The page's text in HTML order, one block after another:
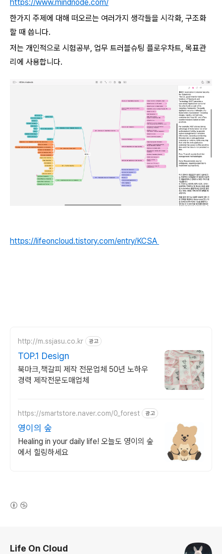
https://www.mindnode.com/
한가지 주제에 대해 떠오르는 여러가지 생각들을 시각화, 구조화
할 때 씁니다.
저는 개인적으로 시험공부, 업무 트러블슈팅 플로우차트, 목표관
리에 사용합니다.
https://lifeoncloud.tistory.com/entry/KCSA
http://m.ssjasu.co.kr 광고
TOP.1 Design
북마크,책갈피 제작 전문업체 50년 노하우
경력 제작전문도매업체
https://smartstore.naver.com/0_forest 광고
영이의 숲
Healing in your daily life! 오늘도 영이의 숲
에서 힐링하세요
Life On Cloud